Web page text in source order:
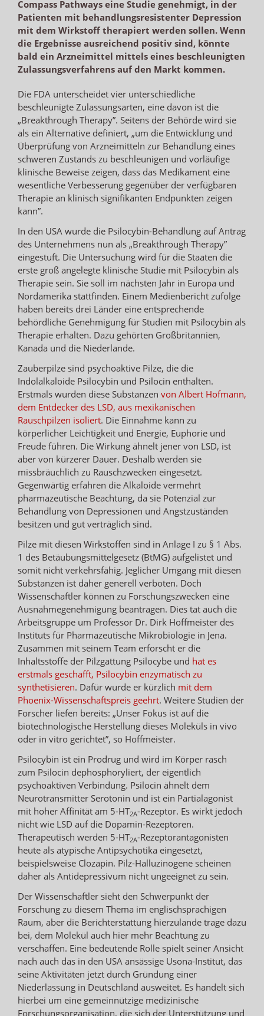
Compass Pathways eine Studie genehmigt, in der
Patienten mit behandlungsresistenter Depression
mit dem Wirkstoff therapiert werden sollen. Wenn
die Ergebnisse ausreichend positiv sind, könnte
bald ein Arzneimittel mittels eines beschleunigten
Zulassungsverfahrens auf den Markt kommen.
Die FDA unterscheidet vier unterschiedliche
beschleunigte Zulassungsarten, eine davon ist die
„Breakthrough Therapy”. Seitens der Behörde wird sie
als ein Alternative definiert, „um die Entwicklung und
Überprüfung von Arzneimitteln zur Behandlung eines
schweren Zustands zu beschleunigen und vorläufige
klinische Beweise zeigen, dass das Medikament eine
wesentliche Verbesserung gegenüber der verfügbaren
Therapie an klinisch signifikanten Endpunkten zeigen
kann”.
In den USA wurde die Psilocybin-Behandlung auf Antrag
des Unternehmens nun als „Breakthrough Therapy”
eingestuft. Die Untersuchung wird für die Staaten die
erste groß angelegte klinische Studie mit Psilocybin als
Therapie sein. Sie soll im nächsten Jahr in Europa und
Nordamerika stattfinden. Einem Medienbericht zufolge
haben bereits drei Länder eine entsprechende
behördliche Genehmigung für Studien mit Psilocybin als
Therapie erhalten. Dazu gehörten Großbritannien,
Kanada und die Niederlande.
Zauberpilze sind psychoaktive Pilze, die die
Indolalkaloide Psilocybin und Psilocin enthalten.
Erstmals wurden diese Substanzen von Albert Hofmann,
dem Entdecker des LSD, aus mexikanischen
Rauschpilzen isoliert. Die Einnahme kann zu
körperlicher Leichtigkeit und Energie, Euphorie und
Freude führen. Die Wirkung ähnelt jener von LSD, ist
aber von kürzerer Dauer. Deshalb werden sie
missbräuchlich zu Rauschzwecken eingesetzt.
Gegenwärtig erfahren die Alkaloide vermehrt
pharmazeutische Beachtung, da sie Potenzial zur
Behandlung von Depressionen und Angstzuständen
besitzen und gut verträglich sind.
Pilze mit diesen Wirkstoffen sind in Anlage I zu § 1 Abs.
1 des Betäubungsmittelgesetz (BtMG) aufgelistet und
somit nicht verkehrsfähig. Jeglicher Umgang mit diesen
Substanzen ist daher generell verboten. Doch
Wissenschaftler können zu Forschungszwecken eine
Ausnahmegenehmigung beantragen. Dies tat auch die
Arbeitsgruppe um Professor Dr. Dirk Hoffmeister des
Instituts für Pharmazeutische Mikrobiologie in Jena.
Zusammen mit seinem Team erforscht er die
Inhaltsstoffe der Pilzgattung Psilocybe und hat es
erstmals geschafft, Psilocybin enzymatisch zu
synthetisieren. Dafür wurde er kürzlich mit dem
Phoenix-Wissenschaftspreis geehrt. Weitere Studien der
Forscher liefen bereits: „Unser Fokus ist auf die
biotechnologische Herstellung dieses Moleküls in vivo
oder in vitro gerichtet”, so Hoffmeister.
Psilocybin ist ein Prodrug und wird im Körper rasch
zum Psilocin dephosphoryliert, der eigentlich
psychoaktiven Verbindung. Psilocin ähnelt dem
Neurotransmitter Serotonin und ist ein Partialagonist
mit hoher Affinität am 5-HT2A-Rezeptor. Es wirkt jedoch
nicht wie LSD auf die Dopamin-Rezeptoren.
Therapeutisch werden 5-HT2A-Rezeptorantagonisten
heute als atypische Antipsychotika eingesetzt,
beispielsweise Clozapin. Pilz-Halluzinogene scheinen
daher als Antidepressivum nicht ungeeignet zu sein.
Der Wissenschaftler sieht den Schwerpunkt der
Forschung zu diesem Thema im englischsprachigen
Raum, aber die Berichterstattung hierzulande trage dazu
bei, dem Molekül auch hier mehr Beachtung zu
verschaffen. Eine bedeutende Rolle spielt seiner Ansicht
nach auch das in den USA ansässige Usona-Institut, das
seine Aktivitäten jetzt durch Gründung einer
Niederlassung in Deutschland ausweitet. Es handelt sich
hierbei um eine gemeinnützige medizinische
Forschungsorganisation, die sich der Unterstützung und